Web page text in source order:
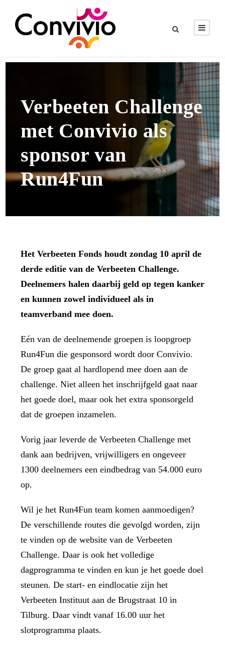
Verbeeten Challenge
met Convivio als
sponsor van
Run4Fun
Het Verbeeten Fonds houdt zondag 10 april de
derde editie van de Verbeeten Challenge.
Deelnemers halen daarbij geld op tegen kanker
en kunnen zowel individueel als in
teamverband mee doen.
Eén van de deelnemende groepen is loopgroep
Run4Fun die gesponsord wordt door Convivio.
De groep gaat al hardlopend mee doen aan de
challenge. Niet alleen het inschrijfgeld gaat naar
het goede doel, maar ook het extra sponsorgeld
dat de groepen inzamelen.
Vorig jaar leverde de Verbeeten Challenge met
dank aan bedrijven, vrijwilligers en ongeveer
1300 deelnemers een eindbedrag van 54.000 euro
op.
Wil je het Run4Fun team komen aanmoedigen?
De verschillende routes die gevolgd worden, zijn
te vinden op de website van de Verbeeten
Challenge. Daar is ook het volledige
dagprogramma te vinden en kun je het goede doel
steunen. De start- en eindlocatie zijn het
Verbeeten Instituut aan de Brugstraat 10 in
Tilburg. Daar vindt vanaf 16.00 uur het
slotprogramma plaats.